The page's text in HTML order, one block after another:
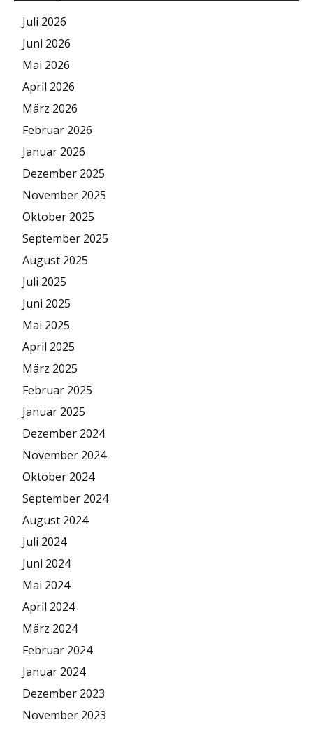
Juli 2026
Juni 2026
Mai 2026
April 2026
März 2026
Februar 2026
Januar 2026
Dezember 2025
November 2025
Oktober 2025
September 2025
August 2025
Juli 2025
Juni 2025
Mai 2025
April 2025
März 2025
Februar 2025
Januar 2025
Dezember 2024
November 2024
Oktober 2024
September 2024
August 2024
Juli 2024
Juni 2024
Mai 2024
April 2024
März 2024
Februar 2024
Januar 2024
Dezember 2023
November 2023